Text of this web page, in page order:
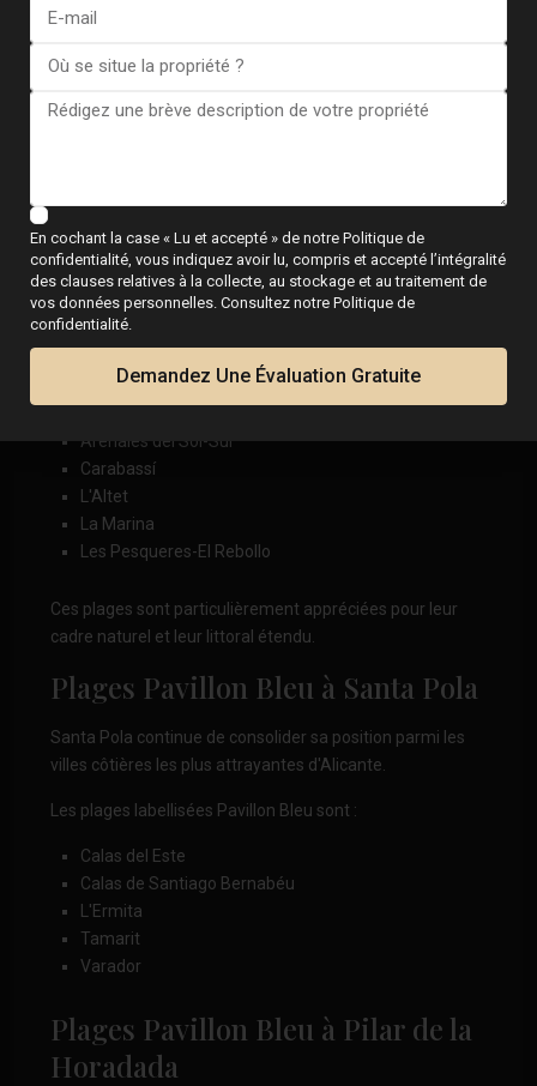
Cala Capitán
Campoamor-La Glea
La Zenia – Cala Bosque
La combinaison de plages, de services et de zones
résidentielles internationales renforce l'attrait de cette
partie de la Costa Blanca.
Plages Pavillon Bleu à Elche
Elche possède plusieurs plages exceptionnelles le long du
Arenales del Sol-Sur
Carabassí
L'Altet
La Marina
Les Pesqueres-El Rebollo
Ces plages sont particulièrement appréciées pour leur
cadre naturel et leur littoral étendu.
Plages Pavillon Bleu à Santa Pola
Santa Pola continue de consolider sa position parmi les
villes côtières les plus attrayantes d'Alicante.
Les plages labellisées Pavillon Bleu sont :
Calas del Este
Calas de Santiago Bernabéu
L'Ermita
Tamarit
Varador
Plages Pavillon Bleu à Pilar de la
Horadada
En cochant la case « Lu et accepté » de notre Politique de
confidentialité, vous indiquez avoir lu, compris et accepté l’intégralité
des clauses relatives à la collecte, au stockage et au traitement de
vos données personnelles. Consultez notre Politique de
confidentialité.
Demandez Une Évaluation Gratuite